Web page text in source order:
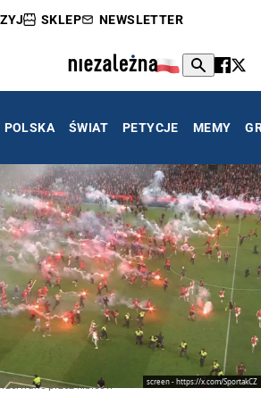
SKLEP NEWSLETTER
POLSKA ŚWIAT PETYCJE MEMY
screen - https://x.com/SportakCZ
przez kibiców